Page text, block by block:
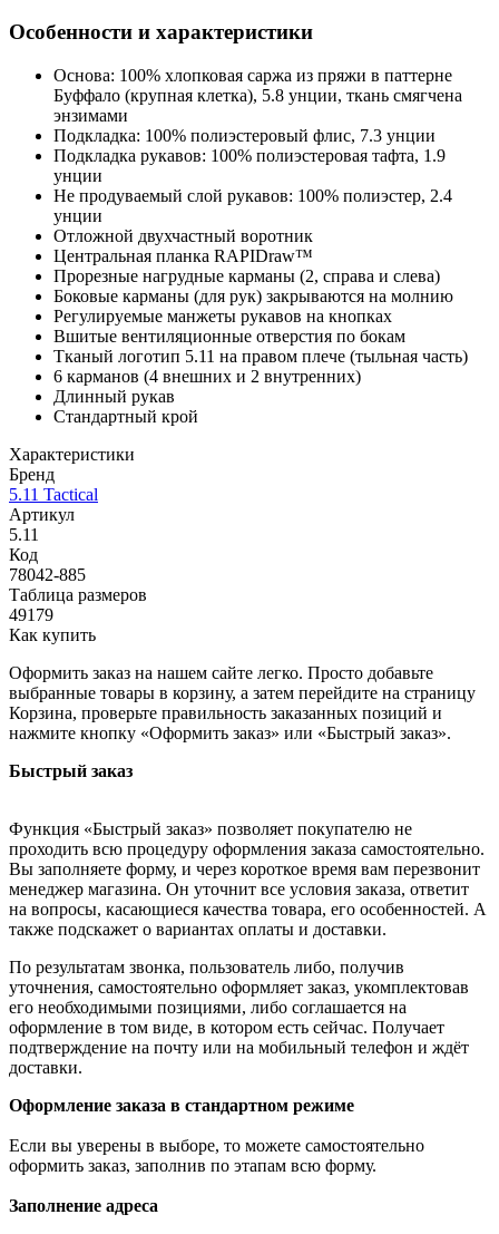
Особенности и характеристики
Основа: 100% хлопковая саржа из пряжи в паттерне
Буффало (крупная клетка), 5.8 унции, ткань смягчена
энзимами
Подкладка: 100% полиэстеровый флис, 7.3 унции
Подкладка рукавов: 100% полиэстеровая тафта, 1.9
унции
Не продуваемый слой рукавов: 100% полиэстер, 2.4
унции
Отложной двухчастный воротник
Центральная планка RAPIDraw™
Прорезные нагрудные карманы (2, справа и слева)
Боковые карманы (для рук) закрываются на молнию
Регулируемые манжеты рукавов на кнопках
Вшитые вентиляционные отверстия по бокам
Тканый логотип 5.11 на правом плече (тыльная часть)
6 карманов (4 внешних и 2 внутренних)
Длинный рукав
Стандартный крой
Характеристики
Бренд
5.11 Tactical
Артикул
5.11
Код
78042-885
Таблица размеров
49179
Как купить
Оформить заказ на нашем сайте легко. Просто добавьте
выбранные товары в корзину, а затем перейдите на страницу
Корзина, проверьте правильность заказанных позиций и
нажмите кнопку «Оформить заказ» или «Быстрый заказ».
Быстрый заказ
Функция «Быстрый заказ» позволяет покупателю не
проходить всю процедуру оформления заказа самостоятельно.
Вы заполняете форму, и через короткое время вам перезвонит
менеджер магазина. Он уточнит все условия заказа, ответит
на вопросы, касающиеся качества товара, его особенностей. А
также подскажет о вариантах оплаты и доставки.
По результатам звонка, пользователь либо, получив
уточнения, самостоятельно оформляет заказ, укомплектовав
его необходимыми позициями, либо соглашается на
оформление в том виде, в котором есть сейчас. Получает
подтверждение на почту или на мобильный телефон и ждёт
доставки.
Оформление заказа в стандартном режиме
Если вы уверены в выборе, то можете самостоятельно
оформить заказ, заполнив по этапам всю форму.
Заполнение адреса